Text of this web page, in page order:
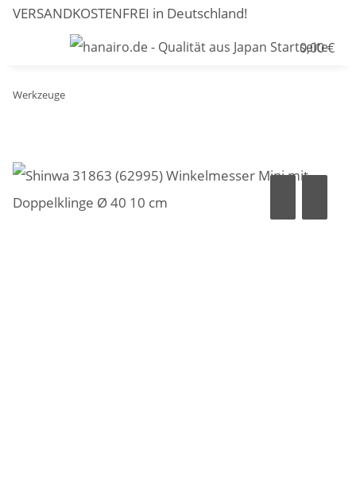
VERSANDKOSTENFREI in Deutschland!
0,00 €
Werkzeuge